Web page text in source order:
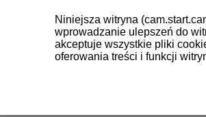
Niniejsza witryna
wprowadzanie ulepszeń do
akceptuje wszystkie pliki
oferowania treści i funkcji